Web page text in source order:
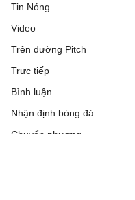
Tin Nóng
Video
Trên đường Pitch
Trực tiếp
Bình luận
Nhận định bóng đá
Chuyển nhượng